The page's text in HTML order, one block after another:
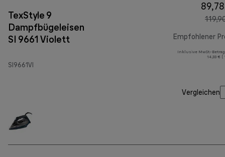
TexStyle 9
Dampfbügeleisen
SI 9661 Violett
SI9661VI
Empfohlener
Inklusive MwSt.-
14,33 € (
Vergleichen